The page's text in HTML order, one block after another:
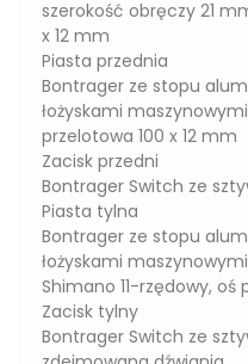
szerokość obręczy 21
x 12 mm
Piasta przednia
Bontrager ze stopu
łożyskami
przelotowa 100 x 12 mm
Zacisk przedni
Bontrager Switch ze
Piasta tylna
Bontrager ze stopu
łożyskami
Shimano 11-rzędowy, oś
Zacisk tylny
Bontrager Switch ze